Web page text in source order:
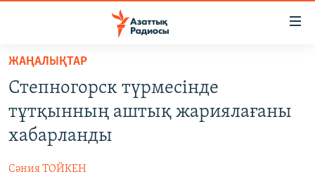
Skip
main
content
Skip
to
main
AZATTYQTV
АДАМ ҚҰҚЫҚТАРЫ
ЖАҢАЛЫҚТАР
Степногорск түрмесінде
тұтқынның аштық жариялағаны
хабарланды
Сәния ТОЙКЕН